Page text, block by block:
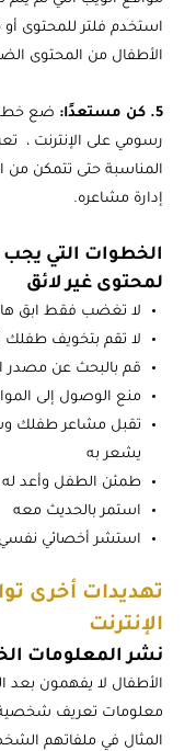
استخدم فلتر للمحتوى أو
الأطفال من المحتوى
5. كن مستعدًا:
ضع
رسومي على الإنترنت ،
المناسبة حتى تتمكن من
إدارة مشاعره.
الخطوات التي
لمحتوى غير لائق
لا تغضب فقط ابق
لا تقم بتخويف طفلك
قم بالبحث عن مصدر
منع الوصول إلى
تقبل مشاعر طفلك
يشعر به
طمئن الطفل وأعد له
استمر بالحديث معه
استشر أخصائي نفسي
تهديدات أخرى
الإنترنت
نشر المعلومات
الأطفال لا يفهمون بعد
المثال في ملفاتهم